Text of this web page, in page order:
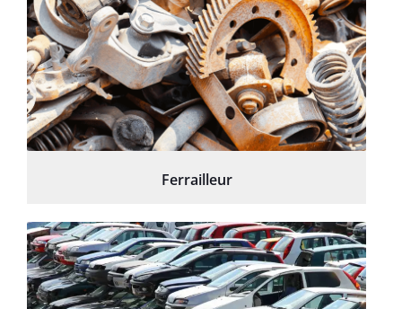
Ferrailleur